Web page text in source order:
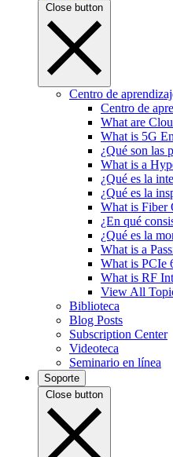
Close button
Centro de
Centro de
What are
What is 5G
¿Qué son las
What is a
¿Qué es la
¿Qué es la
What is Fiber
¿En qué
¿Qué es la
What is a
What is PCIe
What is RF
View All
Biblioteca
Blog Posts
Subscription Center
Videoteca
Seminario en línea
Soporte
Close button